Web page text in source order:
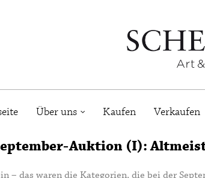
Über uns Kaufen Verkaufen
Auktion (I):
– das waren die Kategorien, die bei der